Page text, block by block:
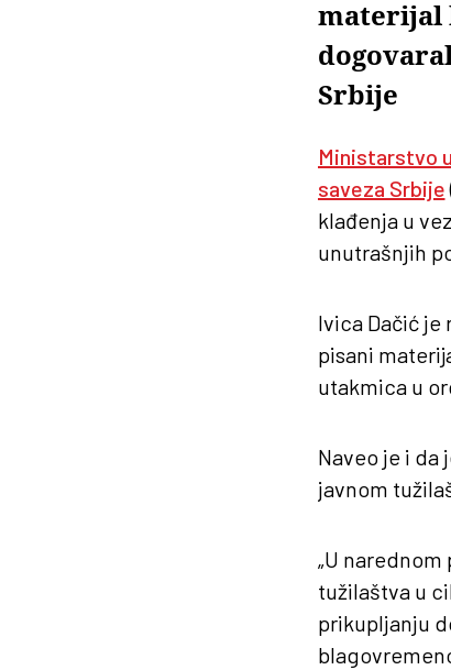
materijal
Srbije
Ministarstvo
saveza Srbije
klađenja u
unutrašnjih
Ivica Dačić
pisani
utakmica u
Naveo je i da
javnom
„U
tužilaštva u
prikupljanju